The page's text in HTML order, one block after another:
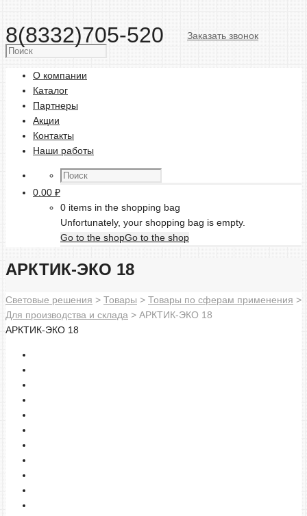
8(8332)705-520 Заказать звонок
О компании
Каталог
Партнеры
Акции
Контакты
Наши работы
0.00 ₽
0 items in the shopping bag
Unfortunately, your shopping bag is empty.
Go to the shopGo to the shop
АРКТИК-ЭКО 18
Световые решения > Товары > Товары по сферам применения >
Для производства и склада > АРКТИК-ЭКО 18
АРКТИК-ЭКО 18